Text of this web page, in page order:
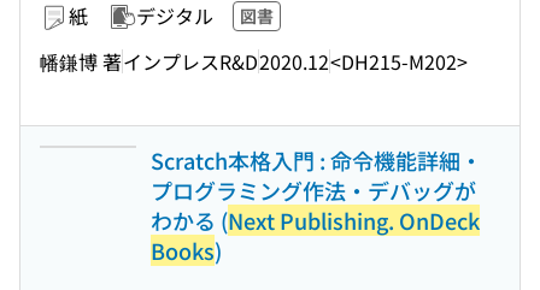
紙 デジタル 図書
幡鎌博 著インプレスR&D2020.12<DH215-M202>
Scratch本格入門 : 命令機能詳細・
プログラミング作法・デバッグが
わかる (Next Publishing. OnDeck
Books)